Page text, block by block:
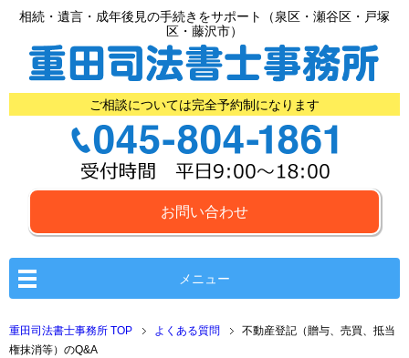
相続・遺言・成年後見の手続きをサポート（泉区・瀬谷区・戸塚
区・藤沢市）
ご相談については完全予約制になります
お問い合わせ
メニュー
重田司法書士事務所 TOP よくある質問
不動産登記（贈与、売買、抵当
権抹消等）のQ&A